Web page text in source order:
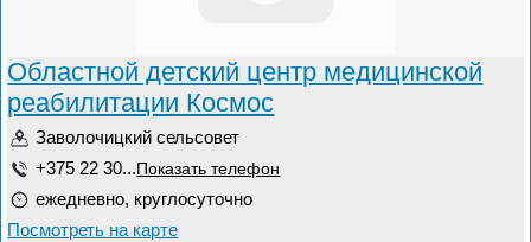
Областной детский центр медицинской
реабилитации Космос
Заволочицкий сельсовет
+375 22 30... Показать телефон
ежедневно, круглосуточно
Посмотреть на карте